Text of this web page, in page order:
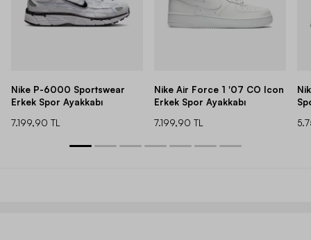
Nike P-6000 Sportswear
Erkek Spor Ayakkabı
7.199,90 TL
Nike Air Force 1 '07 CO Icon
Erkek Spor Ayakkabı
7.199,90 TL